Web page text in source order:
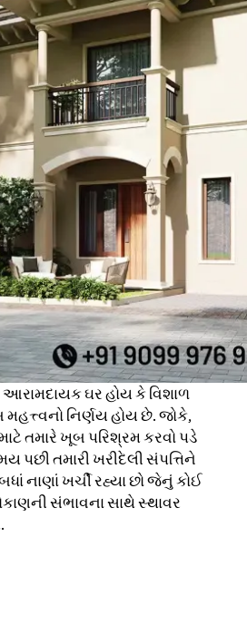
ઘર હોય કે વિશાળ
નિર્ણય હોય છે. જોકે,
તમારે ખૂબ પરિશ્રમ કરવો પડે
પછી તમારી ખરીદેલી સંપત્તિને
નાણાં ખર્ચી રહ્યા છો જેનું કોઈ
સંભાવના સાથે સ્થાવર